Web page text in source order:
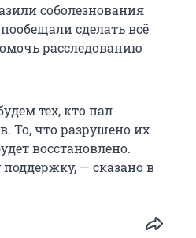
соболезнования
сделать всё
расследованию
тех, кто пал
То, что разрушено их
восстановлено.
— сказано в